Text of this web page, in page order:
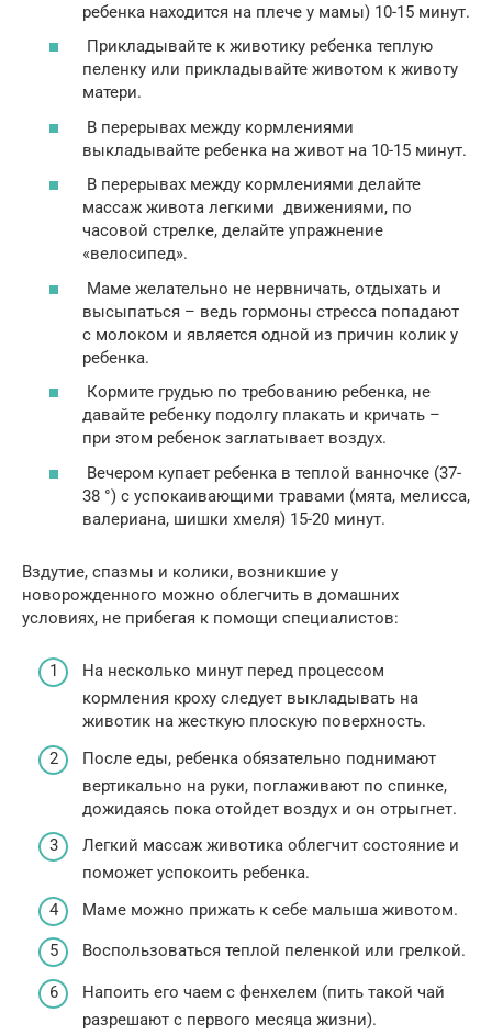
ребенка находится на плече у мамы) 10-15 минут.
Прикладывайте к животику ребенка теплую
пеленку или прикладывайте животом к животу
матери.
В перерывах между кормлениями
выкладывайте ребенка на живот на 10-15 минут.
В перерывах между кормлениями делайте
массаж живота легкими движениями, по
часовой стрелке, делайте упражнение
«велосипед».
Маме желательно не нервничать, отдыхать и
высыпаться – ведь гормоны стресса попадают
с молоком и является одной из причин колик у
ребенка.
Кормите грудью по требованию ребенка, не
давайте ребенку подолгу плакать и кричать –
при этом ребенок заглатывает воздух.
Вечером купает ребенка в теплой ванночке (37-
38 °) с успокаивающими травами (мята, мелисса,
валериана, шишки хмеля) 15-20 минут.
Вздутие, спазмы и колики, возникшие у
новорожденного можно облегчить в домашних
условиях, не прибегая к помощи специалистов:
На несколько минут перед процессом
кормления кроху следует выкладывать на
животик на жесткую плоскую поверхность.
После еды, ребенка обязательно поднимают
вертикально на руки, поглаживают по спинке,
дожидаясь пока отойдет воздух и он отрыгнет.
Легкий массаж животика облегчит состояние и
поможет успокоить ребенка.
Маме можно прижать к себе малыша животом.
Воспользоваться теплой пеленкой или грелкой.
Напоить его чаем с фенхелем (пить такой чай
разрешают с первого месяца жизни).